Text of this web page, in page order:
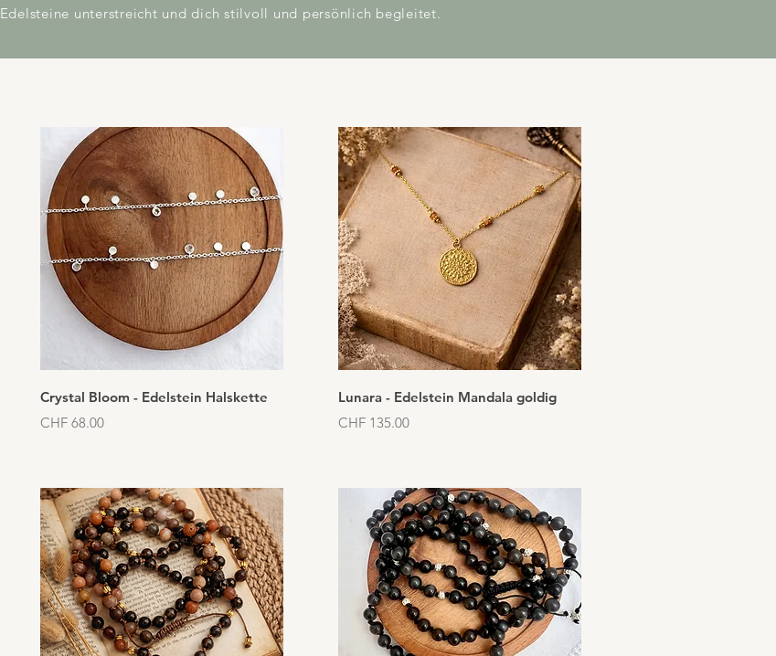
unterstreicht und dich stilvoll und persönlich begleitet.
Schnellansicht
Crystal Bloom - Edelstein Halskette
Preis
CHF 68.00
Schnellansicht
Lunara - Edelstein Mandala goldig
Preis
CHF 135.00